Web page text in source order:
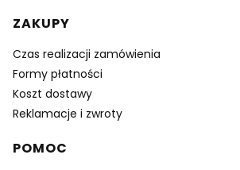
Linki w stopce
ZAKUPY
Czas realizacji zamówienia
Formy płatności
Koszt dostawy
Reklamacje i zwroty
POMOC